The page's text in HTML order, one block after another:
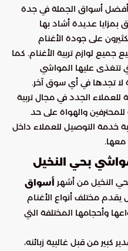
أفضل أسواق الجملة في جدة
بمزايا عديدة أشاد بها
على جودة الأغنام
جميع لوازم تربية الأغنام. كما
تتغذى عليها المواشي
لا تجدها في أي سوق آخر.
الجدد في مجال تربية
للمحترفين والهواة على حد
خدمة التوصيل للعملاء داخل
معها.
النخيل من أشهر أسواق
مختلف أنواع الأغنام
وأحجامها المختلفة التي
كبير من قبل غالبية زبائنه،